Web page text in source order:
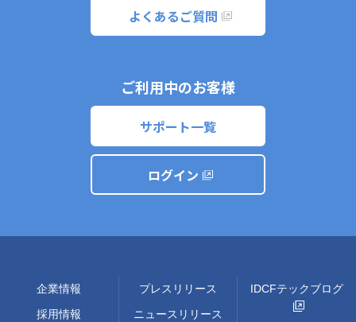
よくあるご質問
ご利用中のお客様
サポート一覧
ログイン
企業情報
採用情報
プレスリリース
ニュースリリース
IDCFテックブログ